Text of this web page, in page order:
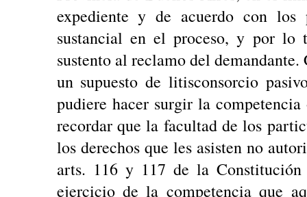
expediente y de acuerdo con
sustancial en el proceso, y por
sustento al reclamo del
un supuesto de litisconsorcio
pudiere hacer surgir la
recordar que la facultad de los
los derechos que les asisten no
arts. 116 y 117 de la
ejercicio de la competencia que